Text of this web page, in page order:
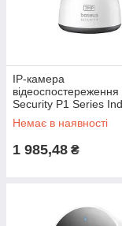
IP-камера
Security P1 Series
OS White EU
Немає в наявності
1 985,48 ₴